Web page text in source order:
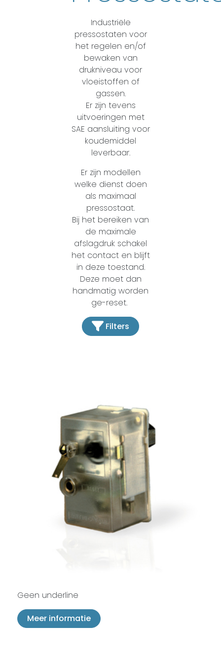
Industriële
pressostaten voor
het regelen en/of
bewaken van
drukniveau voor
vloeistoffen of
gassen.
Er zijn tevens
uitvoeringen met
SAE aansluiting voor
koudemiddel
leverbaar.
Er zijn modellen
welke dienst doen
als maximaal
pressostaat.
Bij het bereiken van
de maximale
afslagdruk schakel
het contact en blijft
in deze toestand.
Deze moet dan
handmatig worden
ge-reset.
Filters
Geen underline
Meer informatie